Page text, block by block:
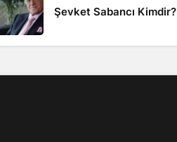
Şevket Sabancı Kimdir?